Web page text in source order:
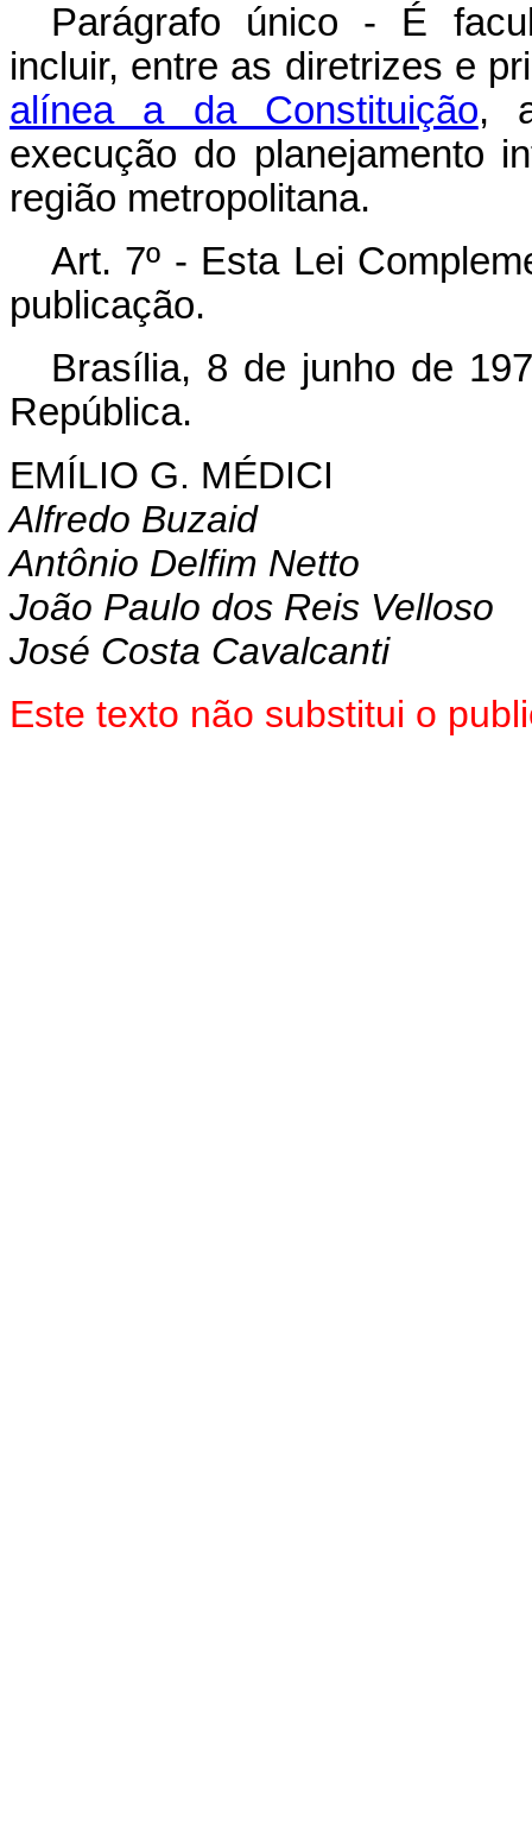
Parágrafo único - É
incluir, entre as diretrizes e
alínea a da Constituição,
execução do planejamento
região metropolitana.
Art. 7º - Esta Lei
publicação.
Brasília, 8 de junho de
República.
EMÍLIO G. MÉDICI
Alfredo Buzaid
Antônio Delfim Netto
João Paulo dos Reis Velloso
José Costa Cavalcanti
Este texto não substitui o